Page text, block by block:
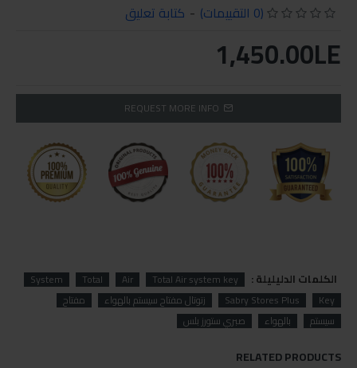
(0 التقييمات) - كتابة تعليق
1,450.00LE
REQUEST MORE INFO
الكلمات الدليليلة : Total Air system key
Air
Total
System
Key
Sabry Stores Plus jتوتال مفتاح سيستم بالهواء
مفتاح
سيستم
بالهواء صبري ستورز بلس
RELATED PRODUCTS